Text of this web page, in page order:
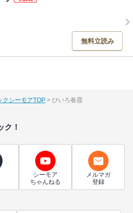
無料立読み
クシーモアTOP ひいろ春霞
ク！
シーモア
ちゃんねる
メルマガ
登録